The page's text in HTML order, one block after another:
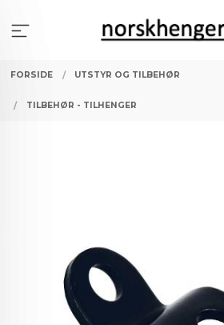
innholdet
FORSIDE UTSTYR OG TILBEHØR
TILBEHØR - TILHENGER